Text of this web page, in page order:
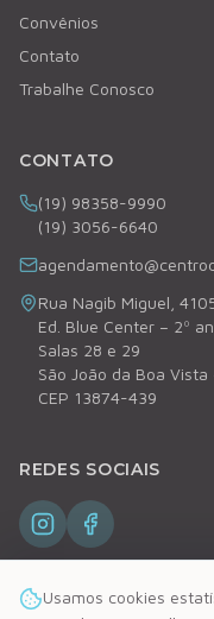
Convênios
Contato
Trabalhe Conosco
CONTATO
(19) 98358-9990
(19) 3056-6640
Rua Nagib Miguel,
Ed. Blue Center – 2º
Salas 28 e 29
São João da Boa Vista
CEP 13874-439
REDES SOCIAIS
Usamos cookies